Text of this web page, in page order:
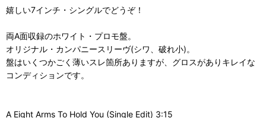
嬉しい7インチ・シングルでどうぞ！
両A面収録のホワイト・プロモ盤。
オリジナル・カンパニースリーヴ(シワ、破れ小)。
盤はいくつかごく薄いスレ箇所ありますが、グロスがありキレイな
コンディションです。
A Eight Arms To Hold You (Single Edit) 3:15